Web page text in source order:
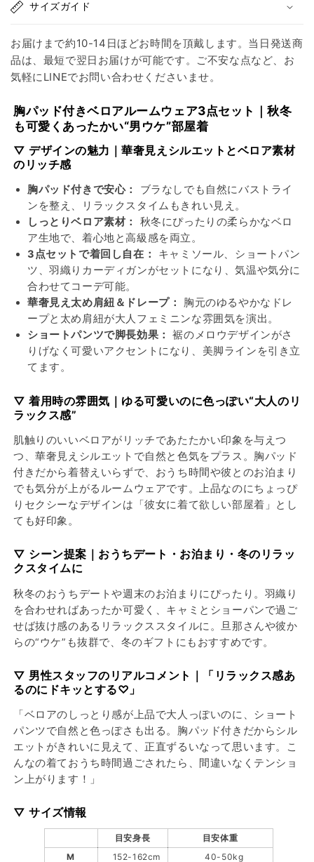
ッ
太
肩
紐
ャ
ミ・
シ
ョ
ー
ト
パ
ン
ツ・
カ
ー
デ
ィ
ガ
ン
（胸
ッ
ド
付
き）
の
数
量
を
ら
す
太
肩
紐
ャ
ミ・
シ
ー
ト
パ
ン
ツ・
カ
ー
デ
ィ
ガ
ン
ッ
付
き）
の
数
量
や
サイズガイド
お届けまで約10-14日ほどお時間を頂戴します。当日発送商
品は、最短で翌日お届けが可能です。ご不安な点など、お
気軽にLINEでお問い合わせくださいませ。
胸パッド付きベロアルームウェア3点セット｜秋冬
も可愛くあったかい“男ウケ”部屋着
▽ デザインの魅力｜華奢見えシルエットとベロア素材
のリッチ感
胸パッド付きで安心：
ブラなしでも自然にバストライ
ンを整え、リラックスタイムもきれい見え。
しっとりベロア素材：
秋冬にぴったりの柔らかなベロ
ア生地で、着心地と高級感を両立。
3点セットで着回し自在：
キャミソール、ショートパン
ツ、羽織りカーディガンがセットになり、気温や気分に
合わせてコーデ可能。
華奢見え太め肩紐＆ドレープ：
胸元のゆるやかなドレ
ープと太め肩紐が大人フェミニンな雰囲気を演出。
ショートパンツで脚長効果：
裾のメロウデザインがさ
りげなく可愛いアクセントになり、美脚ラインを引き立
てます。
▽ 着用時の雰囲気｜ゆる可愛いのに色っぽい“大人のリ
ラックス感”
肌触りのいいベロアがリッチであたたかい印象を与えつ
つ、華奢見えシルエットで自然と色気をプラス。胸パッド
付きだから着替えいらずで、おうち時間や彼とのお泊まり
でも気分が上がるルームウェアです。上品なのにちょっぴ
りセクシーなデザインは「彼女に着て欲しい部屋着」とし
ても好印象。
▽ シーン提案｜おうちデート・お泊まり・冬のリラッ
クスタイムに
秋冬のおうちデートや週末のお泊まりにぴったり。羽織り
を合わせればあったか可愛く、キャミとショーパンで過ご
せば抜け感のあるリラックススタイルに。旦那さんや彼か
らの“ウケ”も抜群で、冬のギフトにもおすすめです。
▽ 男性スタッフのリアルコメント｜「リラックス感あ
るのにドキッとする♡」
「ベロアのしっとり感が上品で大人っぽいのに、ショート
パンツで自然と色っぽさも出る。胸パッド付きだからシル
エットがきれいに見えて、正直ずるいなって思います。こ
んなの着ておうち時間過ごされたら、間違いなくテンショ
ン上がります！」
▽ サイズ情報
目安身長
目安体重
M
152-162cm 40-50kg